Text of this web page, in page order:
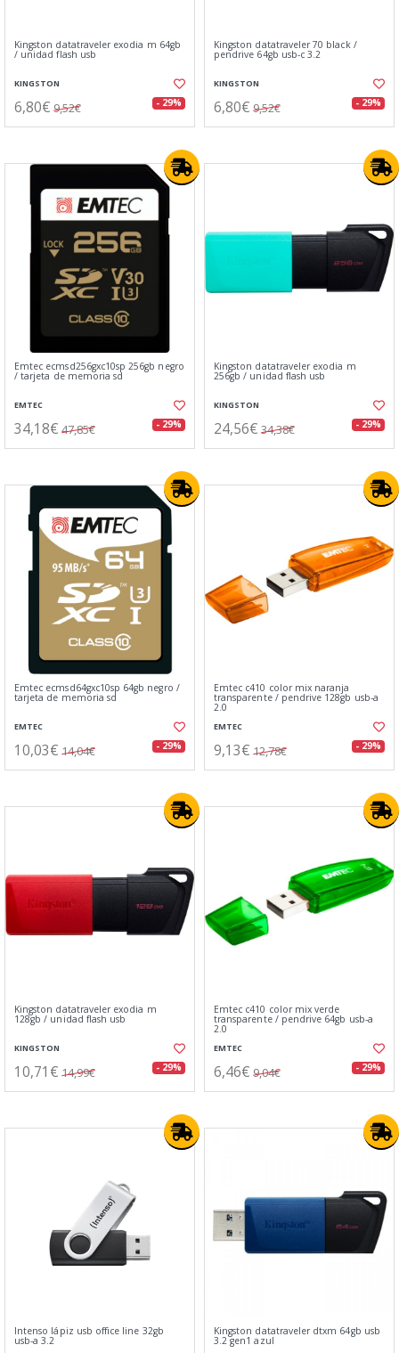
Kingston datatraveler exodia m 64gb
/ unidad flash usb
KINGSTON
6,80€ 9,52€ - 29%
Kingston datatraveler 70 black /
pendrive 64gb usb-c 3.2
KINGSTON
6,80€ 9,52€ - 29%
Emtec ecmsd256gxc10sp 256gb negro
/ tarjeta de memoria sd
EMTEC
34,18€ 47,85€ - 29%
Kingston datatraveler exodia m
256gb / unidad flash usb
KINGSTON
24,56€ 34,38€ - 29%
Emtec ecmsd64gxc10sp 64gb negro /
tarjeta de memoria sd
EMTEC
10,03€ 14,04€ - 29%
Emtec c410 color mix naranja
transparente / pendrive 128gb usb-a
2.0
EMTEC
9,13€ 12,78€ - 29%
Kingston datatraveler exodia m
128gb / unidad flash usb
KINGSTON
10,71€ 14,99€ - 29%
Emtec c410 color mix verde
transparente / pendrive 64gb usb-a
2.0
EMTEC
6,46€ 9,04€ - 29%
Intenso lápiz usb office line 32gb
usb-a 3.2
Kingston datatraveler dtxm 64gb usb
3.2 gen1 azul